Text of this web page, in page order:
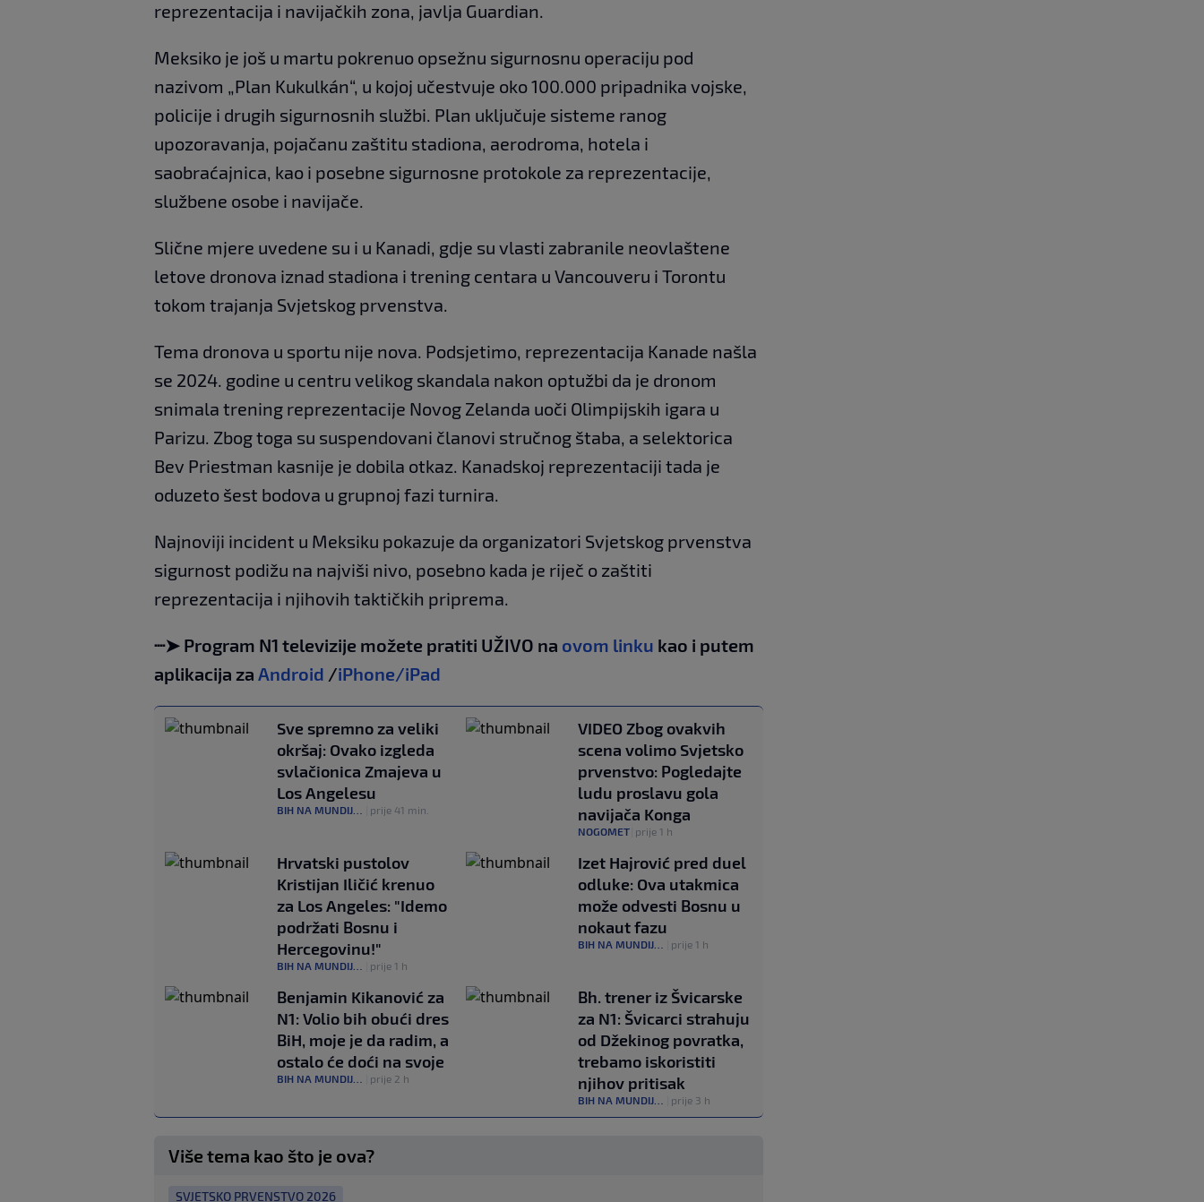
reprezentacija i navijačkih zona, javlja Guardian.
Meksiko je još u martu pokrenuo opsežnu sigurnosnu operaciju pod
nazivom „Plan Kukulkán“, u kojoj učestvuje oko 100.000 pripadnika vojske,
policije i drugih sigurnosnih službi. Plan uključuje sisteme ranog
upozoravanja, pojačanu zaštitu stadiona, aerodroma, hotela i
saobraćajnica, kao i posebne sigurnosne protokole za reprezentacije,
službene osobe i navijače.
Slične mjere uvedene su i u Kanadi, gdje su vlasti zabranile neovlaštene
letove dronova iznad stadiona i trening centara u Vancouveru i Torontu
tokom trajanja Svjetskog prvenstva.
Tema dronova u sportu nije nova. Podsjetimo, reprezentacija Kanade našla
se 2024. godine u centru velikog skandala nakon optužbi da je dronom
snimala trening reprezentacije Novog Zelanda uoči Olimpijskih igara u
Parizu. Zbog toga su suspendovani članovi stručnog štaba, a selektorica
Bev Priestman kasnije je dobila otkaz. Kanadskoj reprezentaciji tada je
oduzeto šest bodova u grupnoj fazi turnira.
Najnoviji incident u Meksiku pokazuje da organizatori Svjetskog prvenstva
sigurnost podižu na najviši nivo, posebno kada je riječ o zaštiti
reprezentacija i njihovih taktičkih priprema.
┈➤ Program N1 televizije možete pratiti UŽIVO na ovom linku kao i putem
aplikacija za Android /iPhone/iPad
Sve spremno za veliki
okršaj: Ovako izgleda
svlačionica Zmajeva u
Los Angelesu
BIH NA MUNDIJALU prije 41 min.
VIDEO Zbog ovakvih
scena volimo Svjetsko
prvenstvo: Pogledajte
ludu proslavu gola
navijača Konga
NOGOMET prije 1 h
Hrvatski pustolov
Kristijan Iličić krenuo
za Los Angeles: "Idemo
podržati Bosnu i
Hercegovinu!"
BIH NA MUNDIJALU prije 1 h
Izet Hajrović pred duel
odluke: Ova utakmica
može odvesti Bosnu u
nokaut fazu
BIH NA MUNDIJALU prije 1 h
Benjamin Kikanović za
N1: Volio bih obući dres
BiH, moje je da radim, a
ostalo će doći na svoje
BIH NA MUNDIJALU prije 2 h
Bh. trener iz Švicarske
za N1: Švicarci strahuju
od Džekinog povratka,
trebamo iskoristiti
njihov pritisak
BIH NA MUNDIJALU prije 3 h
Više tema kao što je ova?
SVJETSKO PRVENSTVO 2026